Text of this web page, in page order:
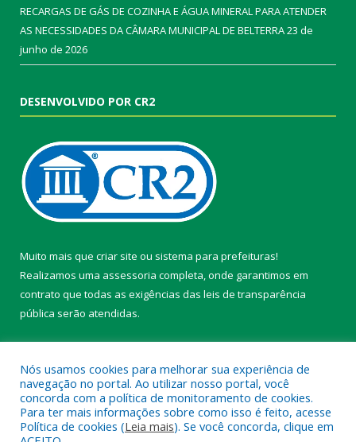
RECARGAS DE GÁS DE COZINHA E ÁGUA MINERAL PARA ATENDER
AS NECESSIDADES DA CÂMARA MUNICIPAL DE BELTERRA23 de
junho de 2026
DESENVOLVIDO POR CR2
Muito mais que criar site ou sistema para prefeituras!
Realizamos uma assessoria completa, onde garantimos em
contrato que todas as exigências das leis de transparência
pública serão atendidas.
Todos os direitos reservados a Câmara Municipal de Belterra.
Nós usamos cookies para melhorar sua experiência de
navegação no portal. Ao utilizar nosso portal, você
concorda com a política de monitoramento de cookies.
Para ter mais informações sobre como isso é feito, acesse
Política de cookies (Leia mais). Se você concorda, clique em